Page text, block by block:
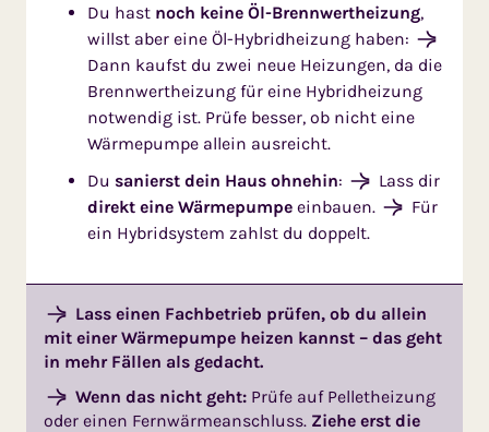
Du hast noch keine Öl-Brennwertheizung,
willst aber eine Öl-Hybridheizung haben:
Dann kaufst du zwei neue Heizungen, da die
Brennwertheizung für eine Hybridheizung
notwendig ist. Prüfe besser, ob nicht eine
Wärmepumpe allein ausreicht.
Du sanierst dein Haus ohnehin:
Lass dir
direkt eine Wärmepumpe einbauen.
Für
ein Hybridsystem zahlst du doppelt.
Lass einen Fachbetrieb prüfen, ob du allein
mit einer Wärmepumpe heizen kannst – das geht
in mehr Fällen als gedacht.
Wenn das nicht geht:Prüfe auf Pelletheizung
oder einen Fernwärmeanschluss. Ziehe erst die